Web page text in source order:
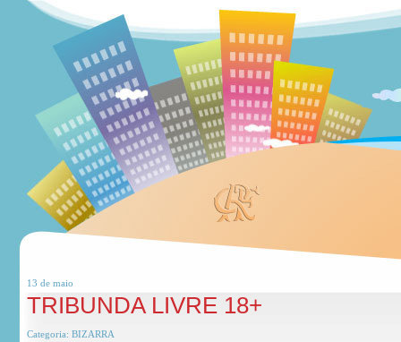
13 de maio
TRIBUNDA LIVRE 18+
Categoria: BIZARRA